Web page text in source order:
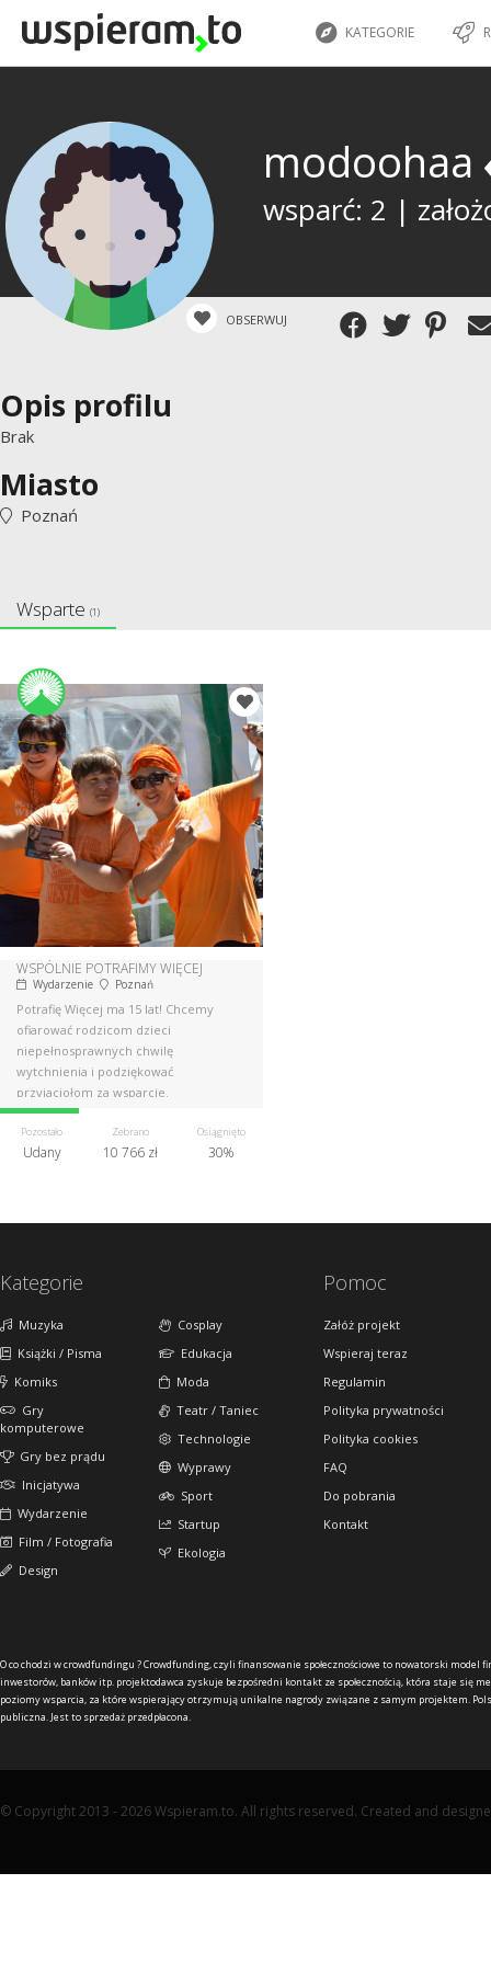
KATEGORIE
modoohaa
wsparć: 2 |
OBSERWUJ
Opis profilu
Brak
Miasto
Poznań
Wsparte (1)
WSPÓLNIE POTRAFIMY WIĘCEJ
Wydarzenie Poznań
Potrafię Więcej ma 15 lat! Chcemy
ofiarować rodzicom dzieci
niepełnosprawnych chwilę
wytchnienia i podziękować
przyjaciołom za wsparcie.
Organizujemy bal na 150 par!
Pozostało
Udany
Zebrano
10 766 zł
Osiągnięto
30%
Kategorie
Muzyka
Książki / Pisma
Komiks
Gry
komputerowe
Gry bez prądu
Inicjatywa
Wydarzenie
Film / Fotografia
Design
Cosplay
Edukacja
Moda
Teatr / Taniec
Technologie
Wyprawy
Sport
Startup
Ekologia
Pomoc
Załóż projekt
Wspieraj teraz
Regulamin
Polityka prywatności
Polityka cookies
FAQ
Do pobrania
Kontakt
O co chodzi w crowdfundingu ?Crowdfunding, czyli finansowanie społecznościowe to nowatorski model
inwestorów, banków itp. projektodawca zyskuje bezpośredni kontakt ze społecznością, która staje się
poziomy wsparcia, za które wspierający otrzymują unikalne nagrody związane z samym projektem.
publiczna. Jest to sprzedaż przedpłacona.
© Copyright 2013 - 2026 Wspieram.to. All rights reserved. Created and